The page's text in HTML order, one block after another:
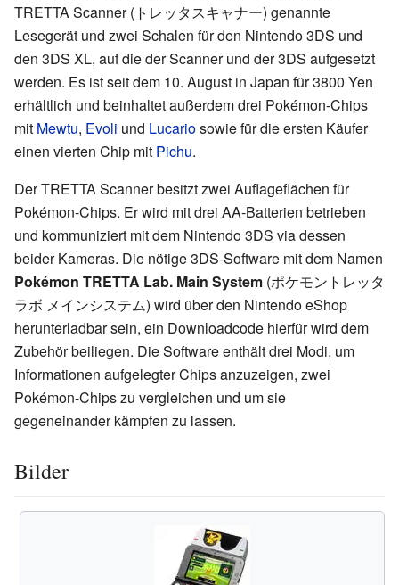
TRETTA Scanner (トレッタスキャナー) genannte
Lesegerät und zwei Schalen für den Nintendo 3DS und
den 3DS XL, auf die der Scanner und der 3DS aufgesetzt
werden. Es ist seit dem 10. August in Japan für 3800 Yen
erhältlich und beinhaltet außerdem drei Pokémon-Chips
mit Mewtu, Evoli und Lucariosowie für die ersten Käufer
einen vierten Chip mit Pichu.
Der TRETTA Scanner besitzt zwei Auflageflächen für
Pokémon-Chips. Er wird mit drei AA-Batterien betrieben
und kommuniziert mit dem Nintendo 3DS via dessen
beider Kameras. Die nötige 3DS-Software mit dem Namen
Pokémon TRETTA Lab. Main System (ポケモントレッタ
ラボ メインシステム) wird über den Nintendo eShop
herunterladbar sein, ein Downloadcode hierfür wird dem
Zubehör beiliegen. Die Software enthält drei Modi, um
Informationen aufgelegter Chips anzuzeigen, zwei
Pokémon-Chips zu vergleichen und um sie
gegeneinander kämpfen zu lassen.
Bilder